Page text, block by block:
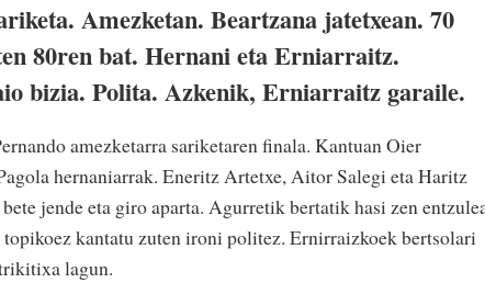
Amezketan. Beartzana jatetxean. 70
80ren bat. Hernani eta Erniarraitz.
bizia. Polita. Azkenik, Erniarraitz garaile.
amezketarra sariketaren finala. Kantuan Oier
hernaniarrak. Eneritz Artetxe, Aitor Salegi eta Haritz
jende eta giro aparta. Agurretik bertatik hasi zen
kantatu zuten ironi politez. Ernirraizkoek bertsolari
lagun.